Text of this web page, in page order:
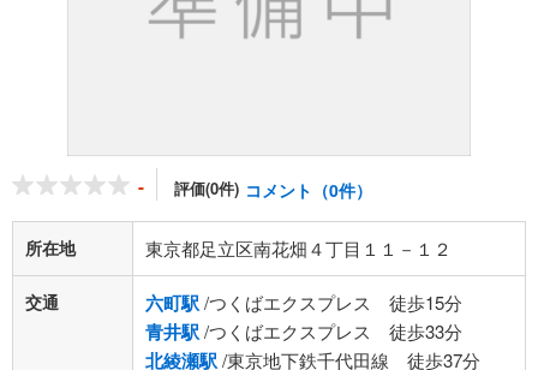
- 評価(0件) コメント（0件）
所在地 東京都足立区南花畑４丁目１１－１２
交通 六町駅/つくばエクスプレス 徒歩15分
青井駅/つくばエクスプレス 徒歩33分
北綾瀬駅/東京地下鉄千代田線 徒歩37分